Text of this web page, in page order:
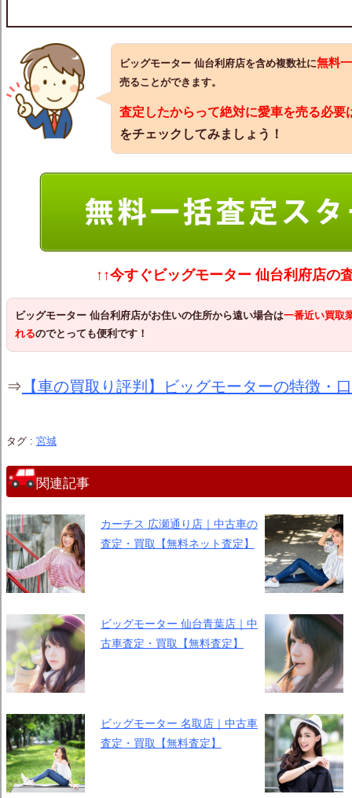
ビッグモーター 仙台利府店を含め複数社に無料
売ることができます。
査定したからって絶対に愛車を売る必要
をチェックしてみましょう！
↑↑今すぐビッグモーター 仙台利府店の
ビッグモーター 仙台利府店がお住いの住所から遠い場合は一番近い買取
れるのでとっても便利です！
⇒ 【車の買取り評判】ビッグモーターの特徴・
タグ : 宮城
関連記事
カーチス 広瀬通り店｜中古車の
査定・買取【無料ネット査定】
ビッグモーター 仙台青葉店｜中
古車査定・買取【無料査定】
ビッグモーター 名取店｜中古車
査定・買取【無料査定】